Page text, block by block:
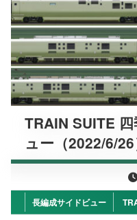
TRAIN SUITE
ュー（2022/6/26
長編成サイドビュー